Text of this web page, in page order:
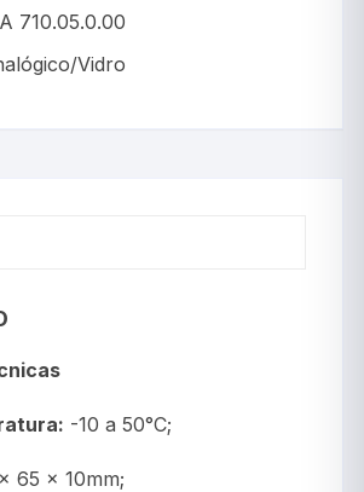
710.05.0.00
Vidro
-10 a 50°C;
65 x 10mm;